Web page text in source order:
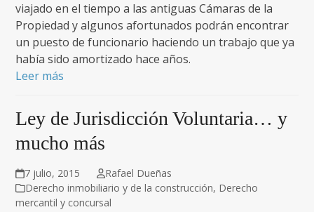
viajado en el tiempo a las antiguas Cámaras de la
Propiedad y algunos afortunados podrán encontrar
un puesto de funcionario haciendo un trabajo que ya
había sido amortizado hace años.
Leer más
Ley de Jurisdicción Voluntaria… y
mucho más
7 julio, 2015
Rafael Dueñas
Derecho inmobiliario y de la construcción, Derecho
mercantil y concursal